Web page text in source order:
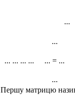
...
...
... ... ... ... ... = ...
...
Першу матрицю